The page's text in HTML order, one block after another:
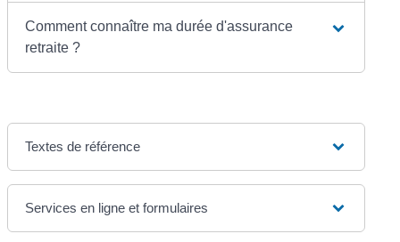
Comment connaître ma durée d'assurance
retraite ?
Textes de référence
Services en ligne et formulaires